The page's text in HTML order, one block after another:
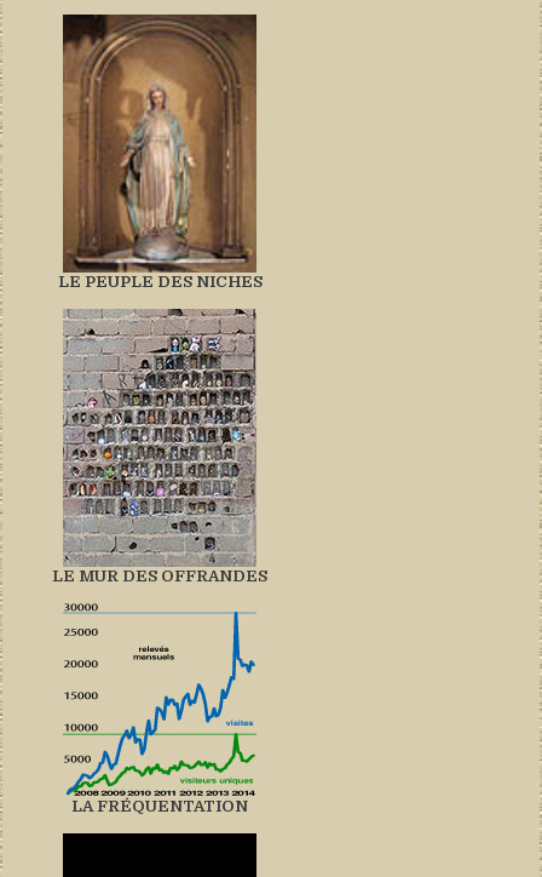
LE PEUPLE DES NICHES
LE MUR DES OFFRANDES
LA FRÉQUENTATION